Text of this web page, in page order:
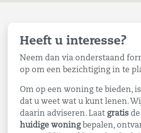
Heeft u interesse?
Neem dan via onderstaand
op om een bezichtiging in te
Om op een woning te bieden,
dat u weet wat u kunt lenen.
daarin adviseren. Laat gratis de
huidige woningbepalen,